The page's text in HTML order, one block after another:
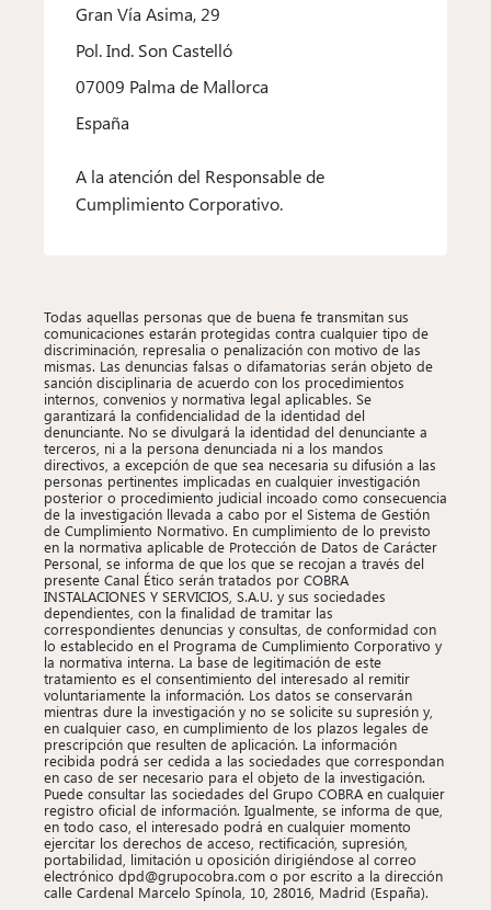
Gran Vía Asima, 29
Pol. Ind. Son Castelló
07009 Palma de Mallorca
España
A la atención del Responsable de
Cumplimiento Corporativo.
Todas aquellas personas que de buena fe transmitan sus
comunicaciones estarán protegidas contra cualquier tipo de
discriminación, represalia o penalización con motivo de las
mismas. Las denuncias falsas o difamatorias serán objeto de
sanción disciplinaria de acuerdo con los procedimientos
internos, convenios y normativa legal aplicables. Se
garantizará la confidencialidad de la identidad del
denunciante. No se divulgará la identidad del denunciante a
terceros, ni a la persona denunciada ni a los mandos
directivos, a excepción de que sea necesaria su difusión a las
personas pertinentes implicadas en cualquier investigación
posterior o procedimiento judicial incoado como consecuencia
de la investigación llevada a cabo por el Sistema de Gestión
de Cumplimiento Normativo. En cumplimiento de lo previsto
en la normativa aplicable de Protección de Datos de Carácter
Personal, se informa de que los que se recojan a través del
presente Canal Ético serán tratados por COBRA
INSTALACIONES Y SERVICIOS, S.A.U. y sus sociedades
dependientes, con la finalidad de tramitar las
correspondientes denuncias y consultas, de conformidad con
lo establecido en el Programa de Cumplimiento Corporativo y
la normativa interna. La base de legitimación de este
tratamiento es el consentimiento del interesado al remitir
voluntariamente la información. Los datos se conservarán
mientras dure la investigación y no se solicite su supresión y,
en cualquier caso, en cumplimiento de los plazos legales de
prescripción que resulten de aplicación. La información
recibida podrá ser cedida a las sociedades que correspondan
en caso de ser necesario para el objeto de la investigación.
Puede consultar las sociedades del Grupo COBRA en cualquier
registro oficial de información. Igualmente, se informa de que,
en todo caso, el interesado podrá en cualquier momento
ejercitar los derechos de acceso, rectiﬁcación, supresión,
portabilidad, limitación u oposición dirigiéndose al correo
electrónico dpd@grupocobra.com o por escrito a la dirección
calle Cardenal Marcelo Spínola, 10, 28016, Madrid (España).